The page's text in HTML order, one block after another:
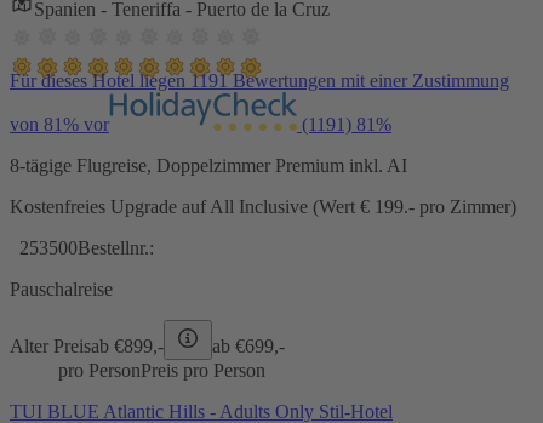
Spanien - Teneriffa - Puerto de la Cruz
Für dieses Hotel liegen 1191 Bewertungen mit einer Zustimmung
von 81% vor (1191) 81%
8-tägige Flugreise, Doppelzimmer Premium inkl. AI
Kostenfreies Upgrade auf All Inclusive (Wert € 199.- pro Zimmer)
253500Bestellnr.:
Pauschalreise
Alter Preisab €899,- ab €699,-
pro PersonPreis pro Person
TUI BLUE Atlantic Hills - Adults Only Stil-Hotel